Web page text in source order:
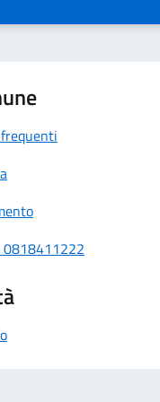
altri dati personali
e
personali sono
dei propri
finalità:
Accesso ai Servizi
0818411222